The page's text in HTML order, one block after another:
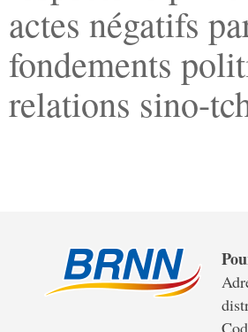
actes négatifs
fondements
relations sino-